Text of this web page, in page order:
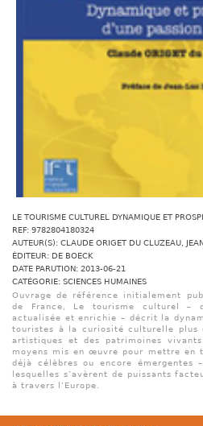
LE TOURISME CULTUREL DYNAMIQUE ET
REF: 9782804180324
AUTEUR(S): CLAUDE ORIGET DU CLUZEAU,
ÉDITEUR: DE BOECK
DATE PARUTION: 2013-06-21
CATÉGORIE: SCIENCES HUMAINES
Ouvrage de référence initialement
de France, Le tourisme culturel –
actualisée et enrichie – décrit la
touristes à la curiosité culturelle plus
artistiques et des patrimoines
moyens mis en œuvre pour mettre en
déjà célèbres ou encore émergentes
lesquelles s’avèrent de puissants
à travers l’Europe.